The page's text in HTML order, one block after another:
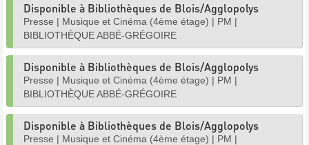
Disponible à Bibliothèques de Blois/Agglopolys
Presse | Musique et Cinéma (4ème étage) | PM |
BIBLIOTHÈQUE ABBÉ-GRÉGOIRE
Disponible à Bibliothèques de Blois/Agglopolys
Presse | Musique et Cinéma (4ème étage) | PM |
BIBLIOTHÈQUE ABBÉ-GRÉGOIRE
Disponible à Bibliothèques de Blois/Agglopolys
Presse | Musique et Cinéma (4ème étage) | PM |